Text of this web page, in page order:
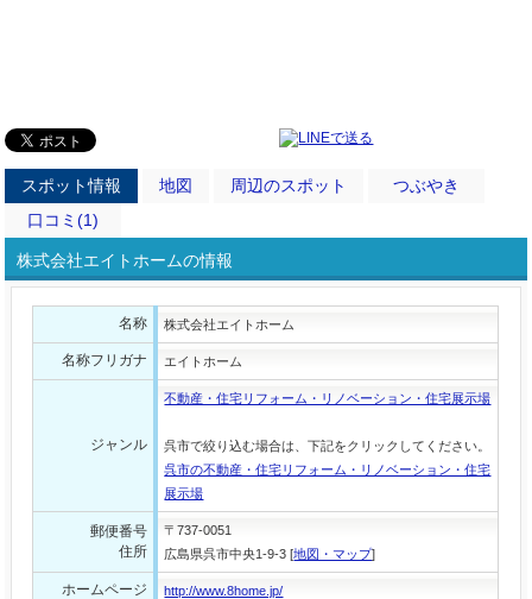
スポット情報 地図 周辺のスポット
つぶやき
口コミ(1)
株式会社エイトホームの情報
名称 株式会社エイトホーム
名称フリガナ エイトホーム
ジャンル
不動産・住宅リフォーム・リノベーション・住宅展示場
呉市で絞り込む場合は、下記をクリックしてください。
呉市の不動産・住宅リフォーム・リノベーション・住宅
展示場
郵便番号
住所
〒737-0051
広島県呉市中央1-9-3 [地図・マップ]
ホームページ http://www.8home.jp/